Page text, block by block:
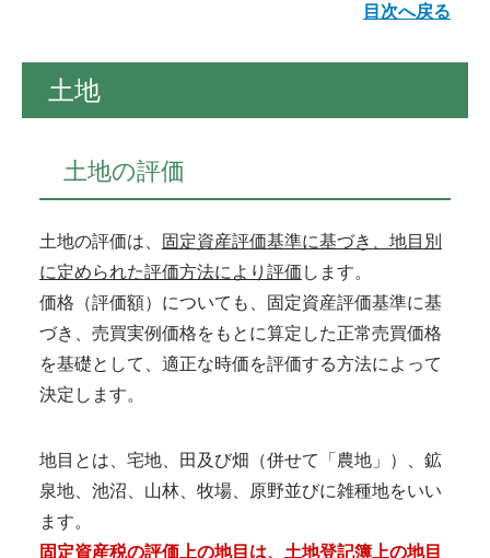
目次へ戻る
土地
土地の評価
土地の評価は、
固定資産評価基準に基づき、地目別
に定められた評価方法により評価 します。
価格（評価額）についても、固定資産評価基準に基
づき、売買実例価格をもとに算定した正常売買価格
を基礎として、適正な時価を評価する方法によって
決定します。
地目とは、宅地、田及び畑（併せて「農地」）、鉱
泉地、池沼、山林、牧場、原野並びに雑種地をいい
ます。
固定資産税の評価上の地目は、土地登記簿上の地目